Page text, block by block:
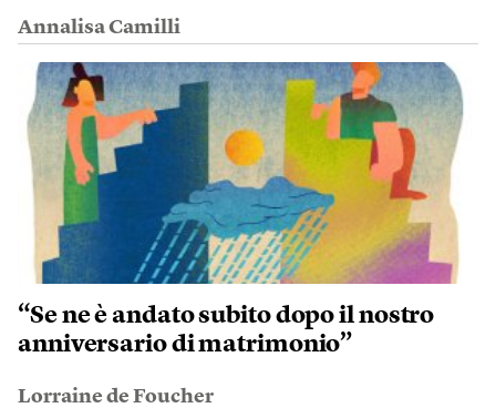
Annalisa Camilli
“Se ne è andato subito dopo il nostro
anniversario di matrimonio”
Lorraine de Foucher